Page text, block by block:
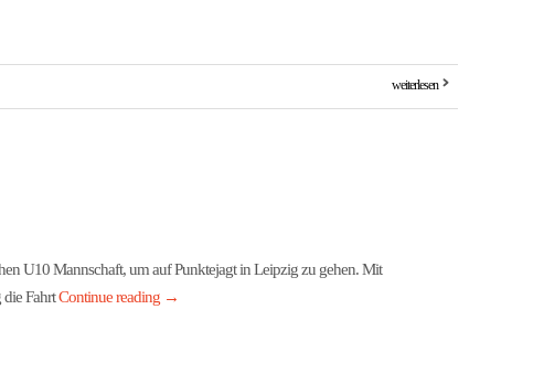
weiterlesen
U10 Mannschaft, um auf Punktejagt in Leipzig zu gehen. Mit
die FahrtContinue reading →